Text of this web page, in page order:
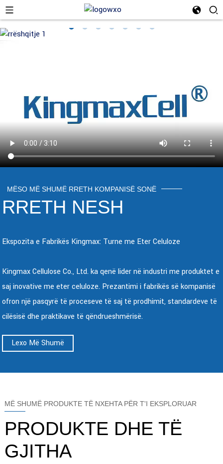
MËSO MË SHUMË RRETH KOMPANISË SONË
RRETH NESH
Ekspozita e Fabrikës Kingmax: Turne me Eter Celuloze
Kingmax Cellulose Co., Ltd. ka qenë lider në industri me produktet e
saj inovative me eter celuloze. Prezantimi i fabrikës së kompanisë
ofron një pasqyrë të proceseve të saj të prodhimit, standardeve të
cilësisë dhe praktikave të qëndrueshmërisë.
Lexo Më Shumë
MË SHUMË PRODUKTE TË NXEHTA PËR T'I EKSPLORUAR
PRODUKTE DHE TË
GJITHA